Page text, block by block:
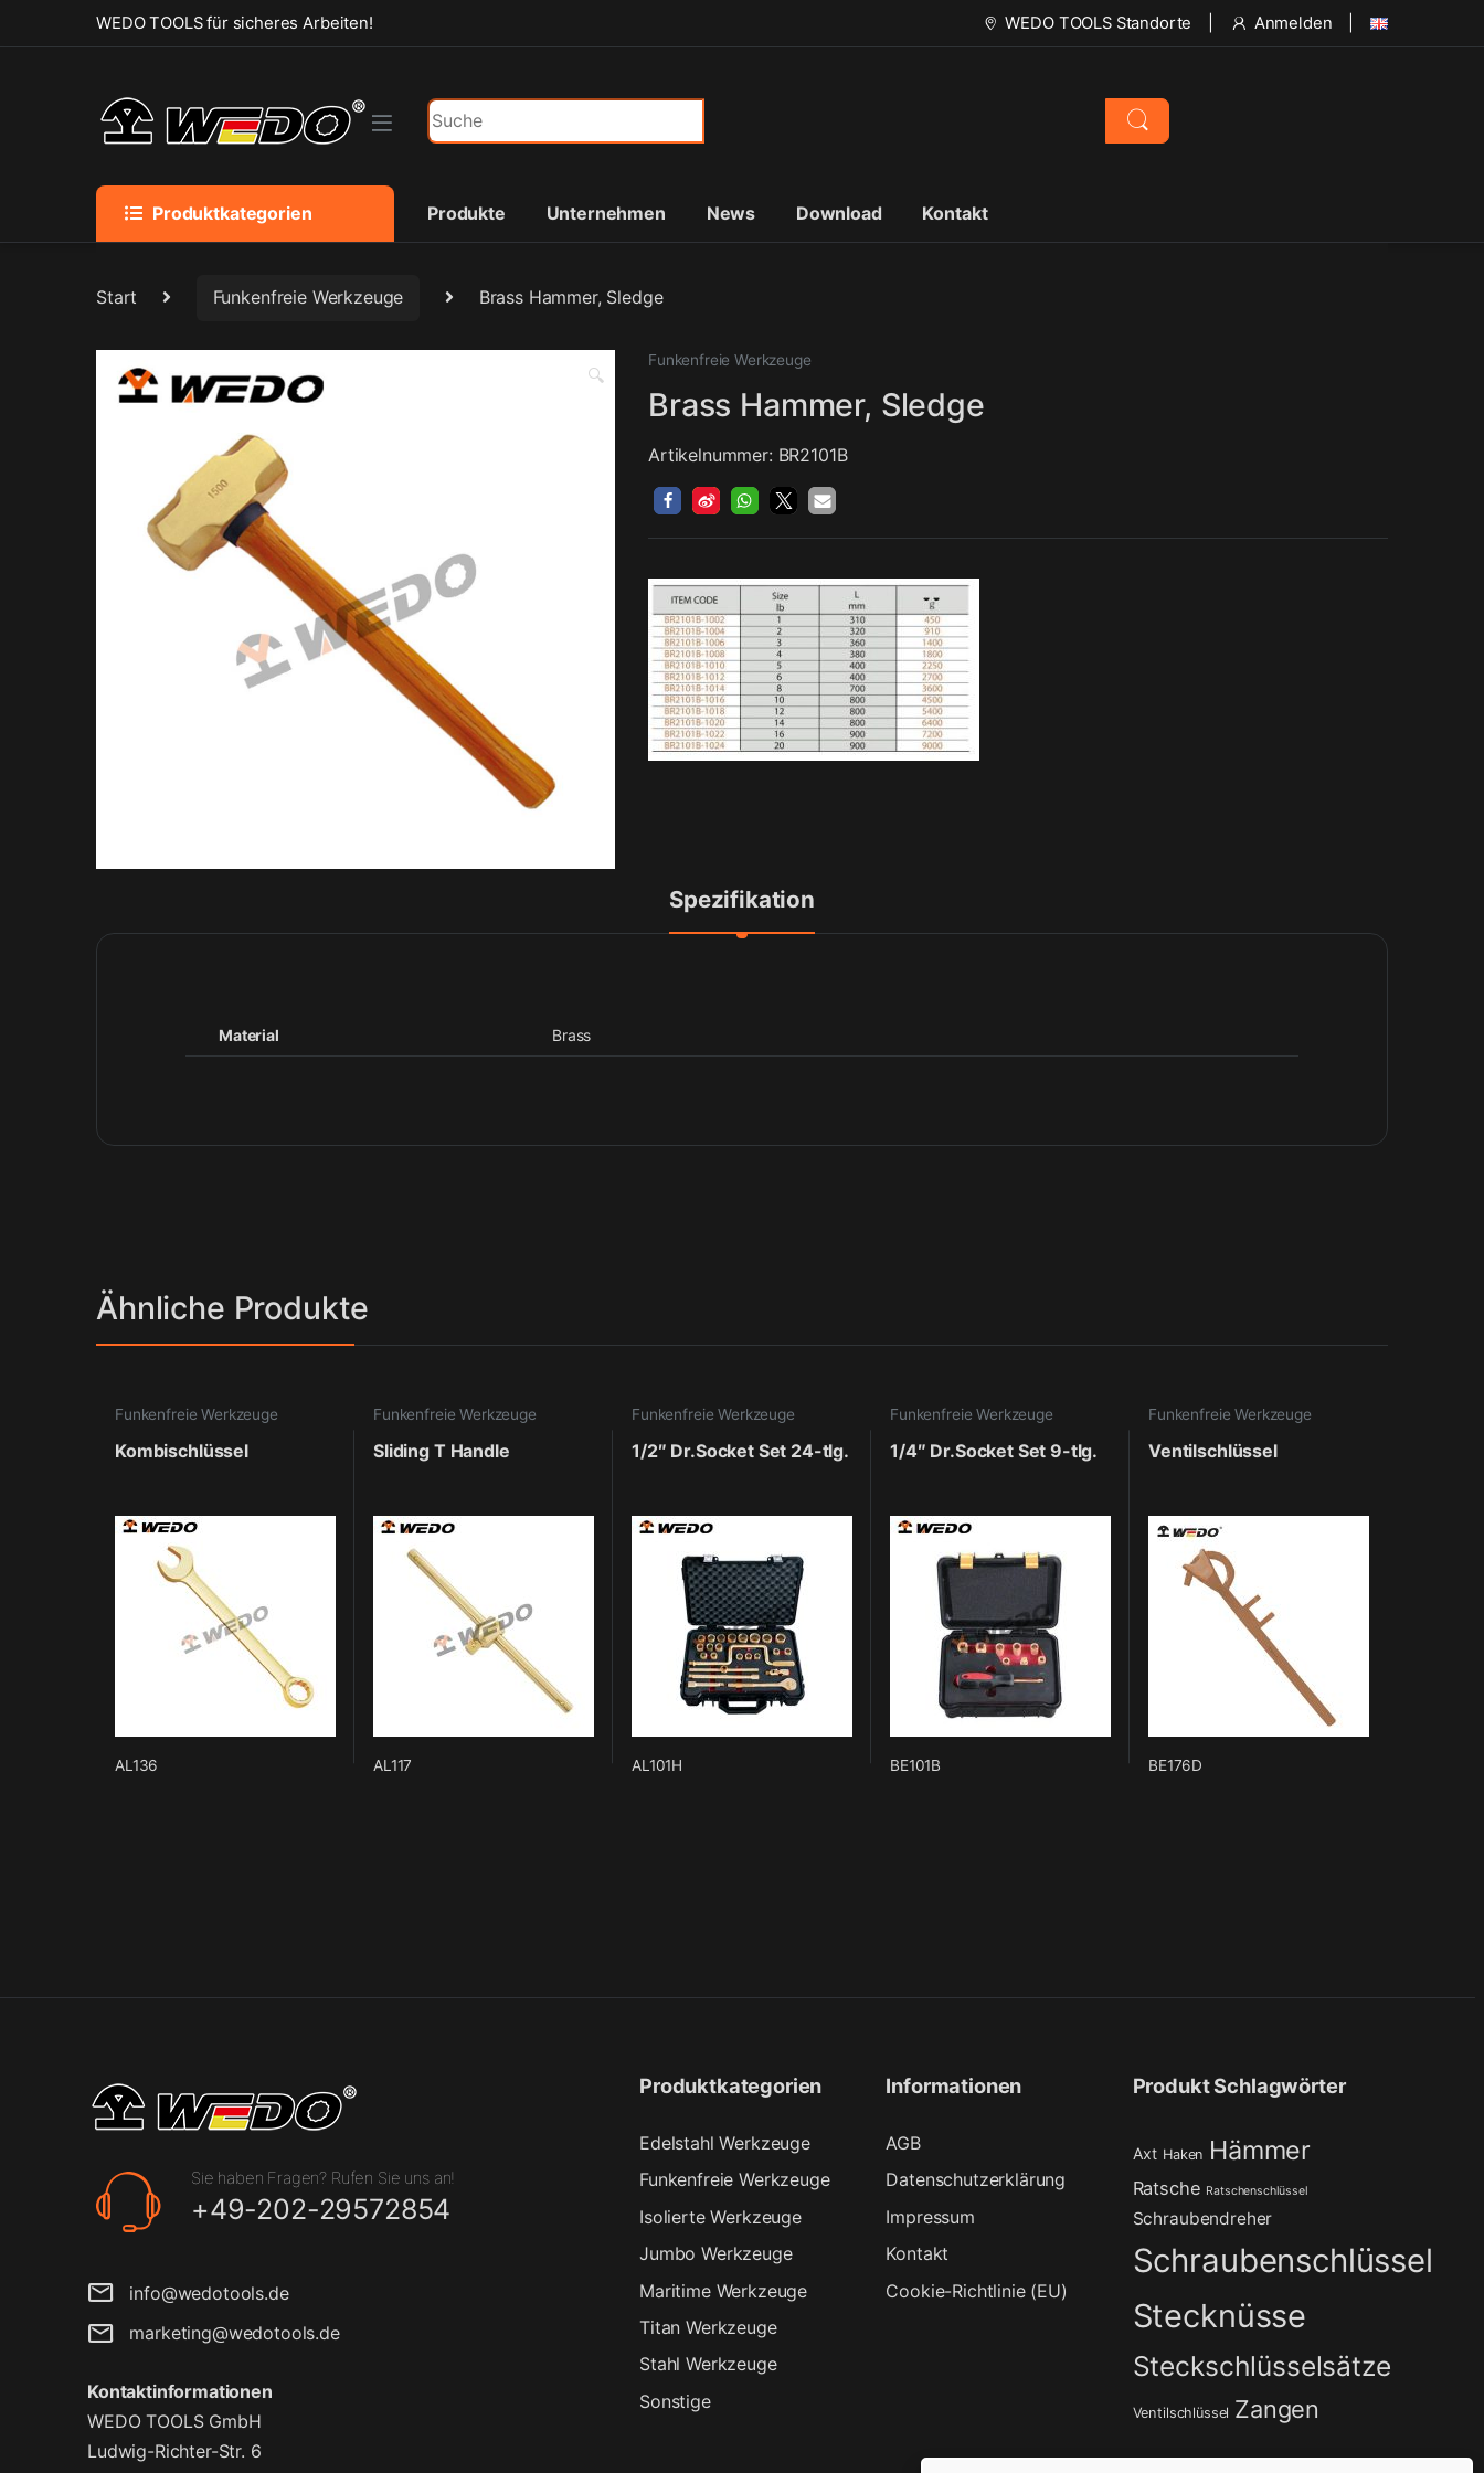
Skip to navigation
Skip to contentWEDO TOOLS für sicheres Arbeiten! WEDO TOOLS Standorte Anmelden
Search for:
Produktkategorien Produkte Unternehmen News Download Kontakt
Start Funkenfreie Werkzeuge Brass Hammer, Sledge
🔍
Funkenfreie Werkzeuge
Brass Hammer, Sledge
Artikelnummer: BR2101B
Spezifikation
Material Brass
Ähnliche Produkte
Funkenfreie Werkzeuge
Kombischlüssel
AL136
Funkenfreie Werkzeuge
Sliding T Handle
AL117
Funkenfreie Werkzeuge
1/2″ Dr.Socket Set 24-tlg.
AL101H
Funkenfreie Werkzeuge
1/4″ Dr.Socket Set 9-tlg.
BE101B
Funkenfreie Werkzeuge
Ventilschlüssel
BE176D
Sie haben Fragen? Rufen Sie uns an!
+49-202-29572854
info@wedotools.de
marketing@wedotools.de
Kontaktinformationen
WEDO TOOLS GmbH
Ludwig-Richter-Str. 6
Produktkategorien
Edelstahl Werkzeuge
Funkenfreie Werkzeuge
Isolierte Werkzeuge
Jumbo Werkzeuge
Maritime Werkzeuge
Titan Werkzeuge
Stahl Werkzeuge
Sonstige
Informationen
AGB
Datenschutzerklärung
Impressum
Kontakt
Cookie-Richtlinie (EU)
Produkt Schlagwörter
Axt Haken Hämmer
Ratsche Ratschenschlüssel
Schraubendreher
Schraubenschlüssel
Stecknüsse
Steckschlüsselsätze
Ventilschlüssel Zangen